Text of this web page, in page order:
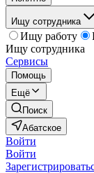
Ищу сотрудника
Ищу работу
Ищу сотрудника
Сервисы
Помощь
Ещё
Поиск
Абатское
Войти
Войти